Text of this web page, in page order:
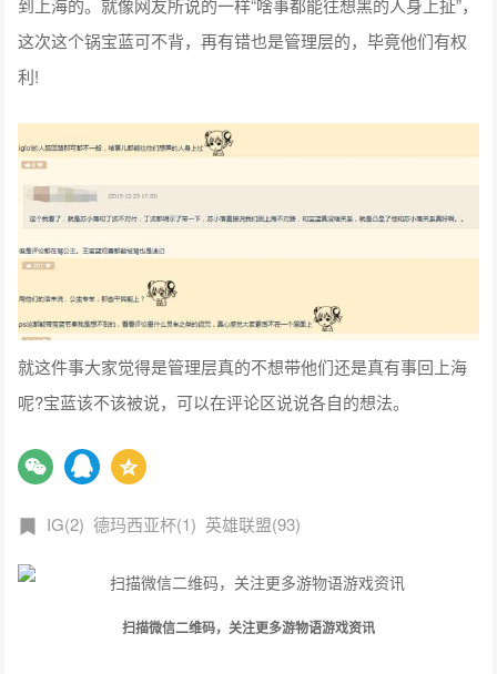
到上海的。就像网友所说的一样“啥事都能往想黑的人身上扯”，
这次这个锅宝蓝可不背，再有错也是管理层的，毕竟他们有权
利!
就这件事大家觉得是管理层真的不想带他们还是真有事回上海
呢?宝蓝该不该被说，可以在评论区说说各自的想法。
IG(2) 德玛西亚杯(1) 英雄联盟(93)
扫描微信二维码，关注更多游物语游戏资讯